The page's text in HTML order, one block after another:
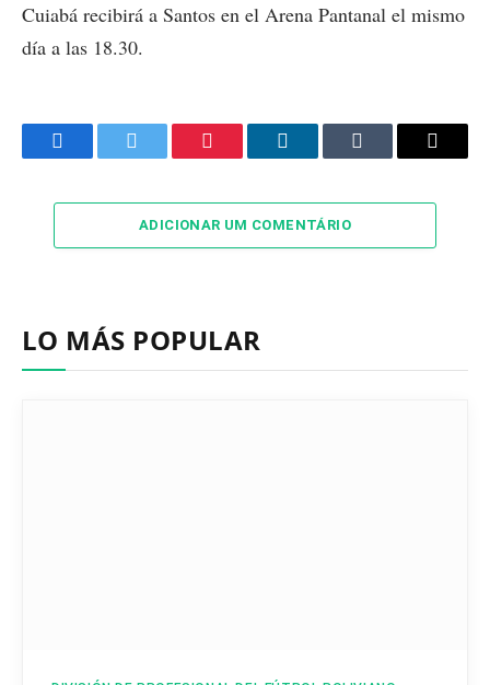
Cuiabá recibirá a Santos en el Arena Pantanal el mismo
día a las 18.30.
FacebookTwitter Pinterest LinkedInTumblr Email
ADICIONAR UM COMENTÁRIO
LO MÁS POPULAR